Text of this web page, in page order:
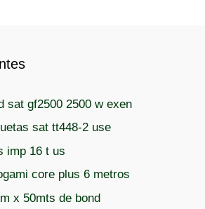
sat gf2500 2500 w exen
sat tt448-2 use
imp 16 t us
core plus 6 metros
x 50mts de bond